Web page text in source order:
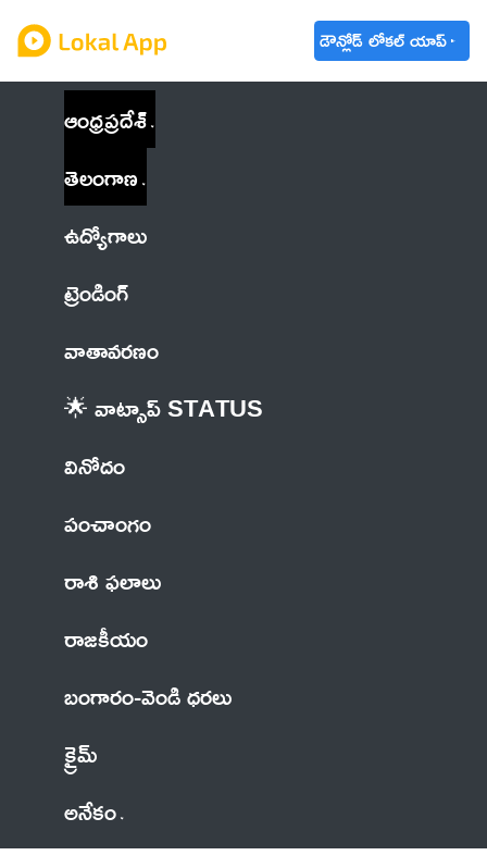
డౌన్లోడ్ లోకల్ యాప్
ఆంధ్రప్రదేశ్
తెలంగాణ
ఉద్యోగాలు
ట్రెండింగ్
వాతావరణం
🌟 వాట్సాప్ STATUS
వినోదం
పంచాంగం
రాశి ఫలాలు
రాజకీయం
బంగారం-వెండి ధరలు
క్రైమ్
అనేకం